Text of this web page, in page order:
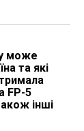
може
та які
FP-5
інші